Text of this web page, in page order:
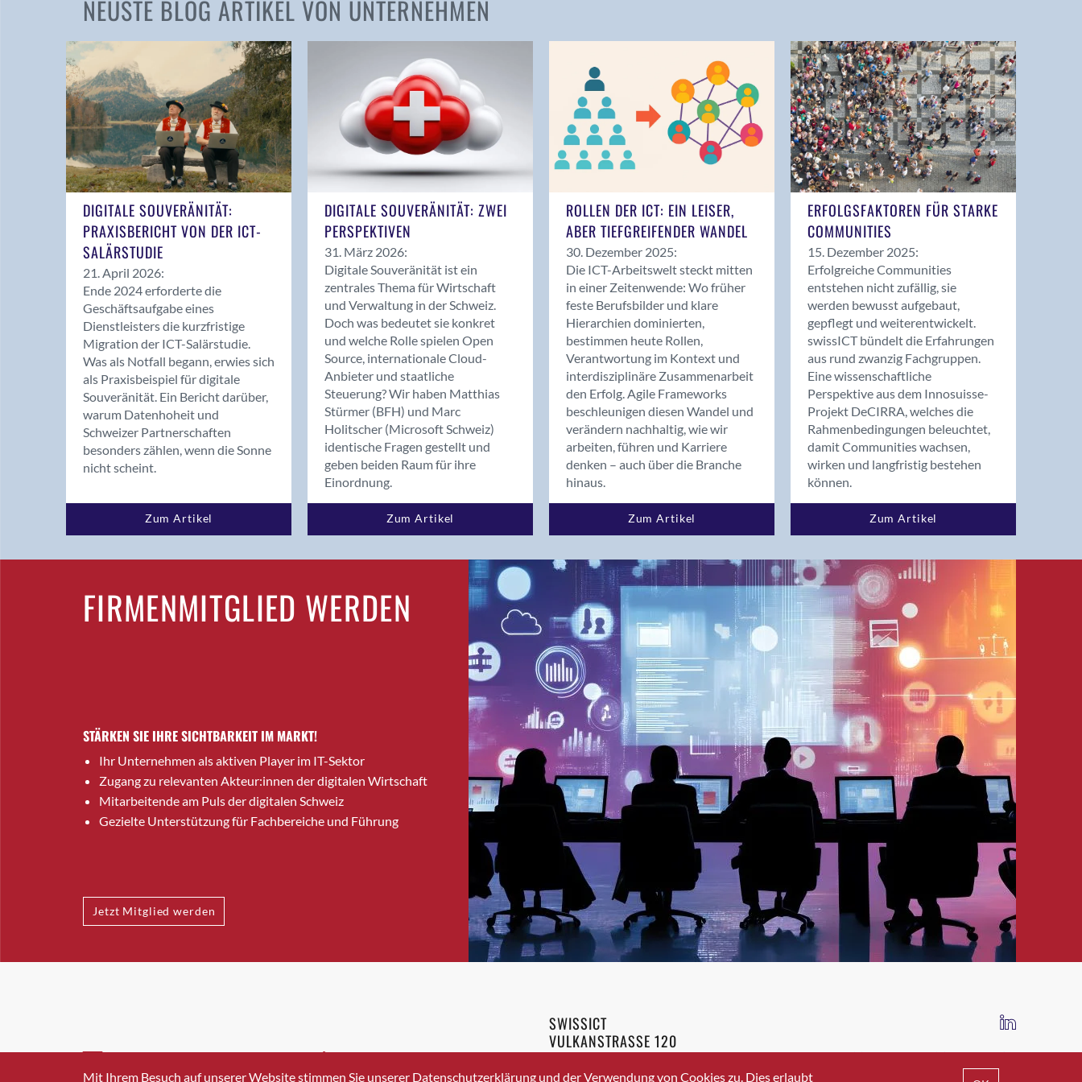
Andelfingen
Balsthal
Balzers
Bassersdorf
Benken (SG)
Bergdietikon
Bern - Liebefeld
Birsfelden
Bolligen
Bonaduz
Bonstetten
Bottighofen
Bremgarten bei Bern
Brig-Glis
Bronschhofen
Brugg
Brugg AG
Burgdorf
Bäretswil
Bülach
Cazis
Crissier
Davos Platz
NEUSTE BLOG ARTIKEL VON UNTERNEHMEN
DIGITALE SOUVERÄNITÄT:
PRAXISBERICHT VON DER ICT-
SALÄRSTUDIE
21. April 2026:
Ende 2024 erforderte die
Geschäftsaufgabe eines
Dienstleisters die kurzfristige
Migration der ICT-Salärstudie.
Was als Notfall begann, erwies sich
als Praxisbeispiel für digitale
Souveränität. Ein Bericht darüber,
warum Datenhoheit und
Schweizer Partnerschaften
besonders zählen, wenn die Sonne
nicht scheint.
Zum Artikel
DIGITALE SOUVERÄNITÄT: ZWEI
PERSPEKTIVEN
31. März 2026:
Digitale Souveränität ist ein
zentrales Thema für Wirtschaft
und Verwaltung in der Schweiz.
Doch was bedeutet sie konkret
und welche Rolle spielen Open
Source, internationale Cloud-
Anbieter und staatliche
Steuerung? Wir haben Matthias
Stürmer (BFH) und Marc
Holitscher (Microsoft Schweiz)
identische Fragen gestellt und
geben beiden Raum für ihre
Einordnung.
Zum Artikel
ROLLEN DER ICT: EIN LEISER,
ABER TIEFGREIFENDER WANDEL
30. Dezember 2025:
Die ICT-Arbeitswelt steckt mitten
in einer Zeitenwende: Wo früher
feste Berufsbilder und klare
Hierarchien dominierten,
bestimmen heute Rollen,
Verantwortung im Kontext und
interdisziplinäre Zusammenarbeit
den Erfolg. Agile Frameworks
beschleunigen diesen Wandel und
verändern nachhaltig, wie wir
arbeiten, führen und Karriere
denken – auch über die Branche
hinaus.
Zum Artikel
ERFOLGSFAKTOREN FÜR STARKE
COMMUNITIES
15. Dezember 2025:
Erfolgreiche Communities
entstehen nicht zufällig, sie
werden bewusst aufgebaut,
gepflegt und weiterentwickelt.
swissICT bündelt die Erfahrungen
aus rund zwanzig Fachgruppen.
Eine wissenschaftliche
Perspektive aus dem Innosuisse-
Projekt DeCIRRA, welches die
Rahmenbedingungen beleuchtet,
damit Communities wachsen,
wirken und langfristig bestehen
können.
Zum Artikel
FIRMENMITGLIED WERDEN
STÄRKEN SIE IHRE SICHTBARKEIT IM MARKT!
Ihr Unternehmen als aktiven Player im IT-Sektor
Zugang zu relevanten Akteur:innen der digitalen Wirtschaft
Mitarbeitende am Puls der digitalen Schweiz
Gezielte Unterstützung für Fachbereiche und Führung
Jetzt Mitglied werden
INFO@SWISSICT.CH +41 43 336 40 20
SWISSICT
VULKANSTRASSE 120
8048 ZURICH
IMPRESSUM DATENSCHUTZ AGB
Mit Ihrem Besuch auf unserer Website stimmen Sie unserer Datenschutzerklärung und der Verwendung von Cookies zu. Dies erlaubt